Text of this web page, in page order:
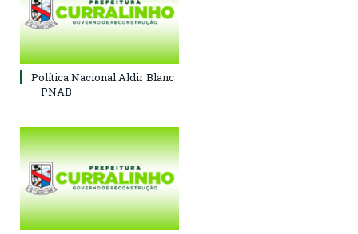
Política Nacional Aldir Blanc
– PNAB